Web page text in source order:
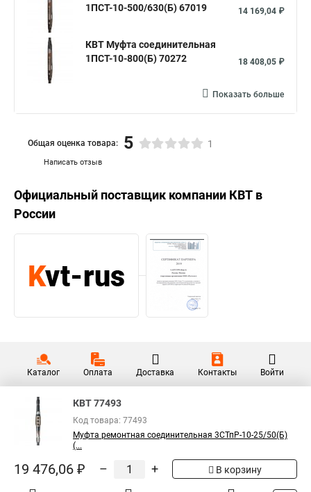
1ПCТ-10-500/630(Б) 67019
14 169,04 ₽
КВТ Муфта соединительная
1ПCТ-10-800(Б) 70272
18 408,05 ₽
Показать больше
Написать отзыв
Общая оценка товара: 5 1
Официальный поставщик компании КВТ в
России
Каталог Оплата Доставка Контакты Войти
КВТ 77493
Код товара: 77493
Муфта ремонтная соединительная 3СТпР-10-25/50(Б)
(...
19 476,06 ₽ – + В корзину